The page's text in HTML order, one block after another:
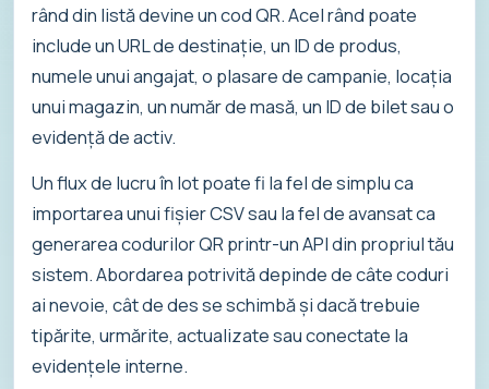
rând din listă devine un cod QR. Acel rând poate
include un URL de destinație, un ID de produs,
numele unui angajat, o plasare de campanie, locația
unui magazin, un număr de masă, un ID de bilet sau o
evidență de activ.
Un flux de lucru în lot poate fi la fel de simplu ca
importarea unui fișier CSV sau la fel de avansat ca
generarea codurilor QR printr-un API din propriul tău
sistem. Abordarea potrivită depinde de câte coduri
ai nevoie, cât de des se schimbă și dacă trebuie
tipărite, urmărite, actualizate sau conectate la
evidențele interne.